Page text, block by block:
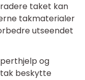
taket kan
takmaterialer
utseendet
og
beskytte